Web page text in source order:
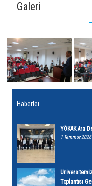
Galeri
Haberler
YÖKAK Ara
1 Temmuz
Toplantısı